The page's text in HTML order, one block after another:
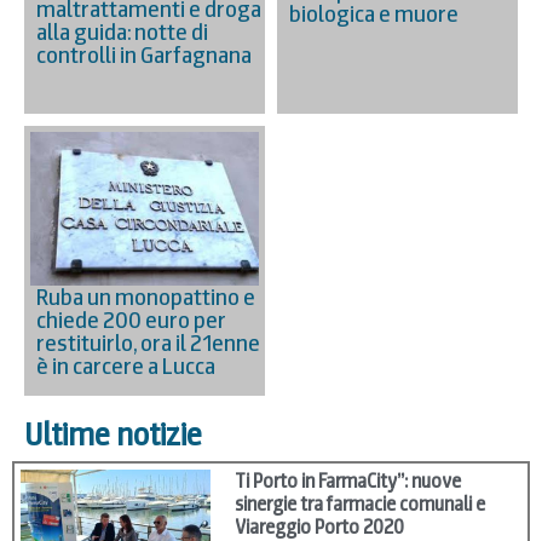
maltrattamenti e droga
alla guida: notte di
controlli in Garfagnana
biologica e muore
Ruba un monopattino e
chiede 200 euro per
restituirlo, ora il 21enne
è in carcere a Lucca
Ultime notizie
Ti Porto in FarmaCity”: nuove
sinergie tra farmacie comunali e
Viareggio Porto 2020